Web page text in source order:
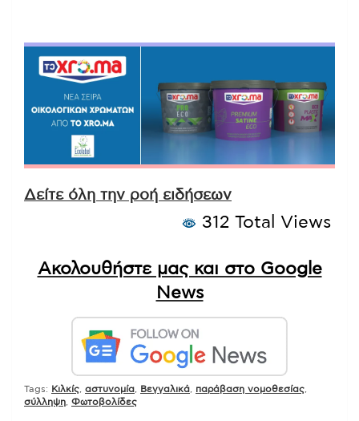
Δείτε όλη την ροή ειδήσεων
312 Total Views
Ακολουθήστε μας και στο Google
News
Tags: Kιλκίς αστυνομία Βεγγαλικά παράβαση νομοθεσίας
σύλληψη Φωτοβολίδες